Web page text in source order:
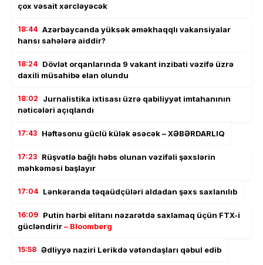
çox vəsait xərcləyəcək
18:44 Azərbaycanda yüksək əməkhaqqlı vakansiyalar
hansı sahələrə aiddir?
18:24 Dövlət orqanlarında 9 vakant inzibati vəzifə üzrə
daxili müsahibə elan olundu
18:02
Jurnalistika ixtisası üzrə qabiliyyət imtahanının
nəticələri açıqlandı
17:43 Həftəsonu güclü külək əsəcək – XƏBƏRDARLIQ
17:23 Rüşvətlə bağlı həbs olunan vəzifəli şəxslərin
məhkəməsi başlayır
17:04 Lənkəranda təqaüdçüləri aldadan şəxs saxlanılıb
16:09 Putin hərbi elitanı nəzarətdə saxlamaq üçün FTX-i
gücləndirir– Bloomberg
15:58 Ədliyyə naziri Lerikdə vətəndaşları qəbul edib